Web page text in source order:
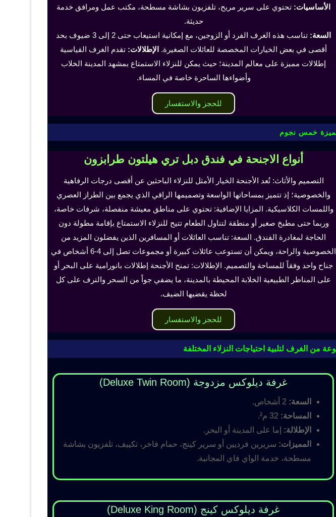
الأساسيات: تحتوي على سرير مريح، تلفزيون بشاشة مسطحة، مكتب عمل ومرافق خدمة
حديثة.
السعة:
تناسب هذه الغرف الفرد أو الزوجين، مع إمكانية استيعاب حتى 2 إلى 3 ضيوف بحد
أقصى في بعض الخيارات المخصصة للعائلات الصغيرة. الإطلالات: تقدم الغرف القياسية
إطلالات مميزة على معالم المدينة؛ حيث يمكن للنزلاء الاستمتاع بمشهد المدينة الخلاب
وأضواءها الساحرة خاصة في المساء.
للحجز والاستفسار
خمس نجوم
أنواع الاجنحة في فندق دبل تري هيلتون طرابزون
التصميم والأثاث: تُعد الأجنحة الخيار الأمثل للنزلاء الباحثين عن أقصى درجات الرفاهية
والخصوصية؛ إذ تتميز بمساحاتها الواسعة وتصميمها الراقي الذي يجمع بين الطراز العصري
واللمسات الكلاسيكية. المزايا الإضافية: تحتوي على مناطق معيشة منفصلة، شرفات خاصة،
وربما حتى مطبخ صغير أو منطقة لتناول الطعام تتيح للنزلاء الاستمتاع بإقامة مطولة دون
الحاجة لمغادرة الفندق. السعة: تناسب العائلات أو المسافرين الذين يفضلون المزيد من
الخصوصية والراحة، ويمكن أن تستوعب عائلات كبيرة أو مجموعات تصل إلى 4-6 أشخاص في
جناح واحد وفقاً للمساحة والتصميم. الإطلالات: تمنح الأجنحة إطلالات بانورامية على البحر أو
على المناظر الطبيعية الخلابة المحيطة بالمدينة، ما يضفي جواً من السحر والترف على كل
لحظة يقضيها الضيف.
للحجز والاستفسار
من الغرف لتلبية احتياجات النزلاء المختلفة
غرفة ديلوكس مزدوجة (Deluxe Twin Room)
السعة:
المساحة:
الإطلالة: إما على المدينة أو البحر.
المميزات: سريرين فرديين أو سرير كينج، حمام فاخر، تكييف، تلفزيون بشاشة
مسطحة، خدمة الواي فاي المجانية.
غرفة ديلوكس كينج (Deluxe King Room)